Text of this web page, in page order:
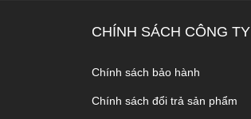
CHÍNH SÁCH CÔNG TY
Chính sách bảo hành
Chính sách đổi trả sản phẩm